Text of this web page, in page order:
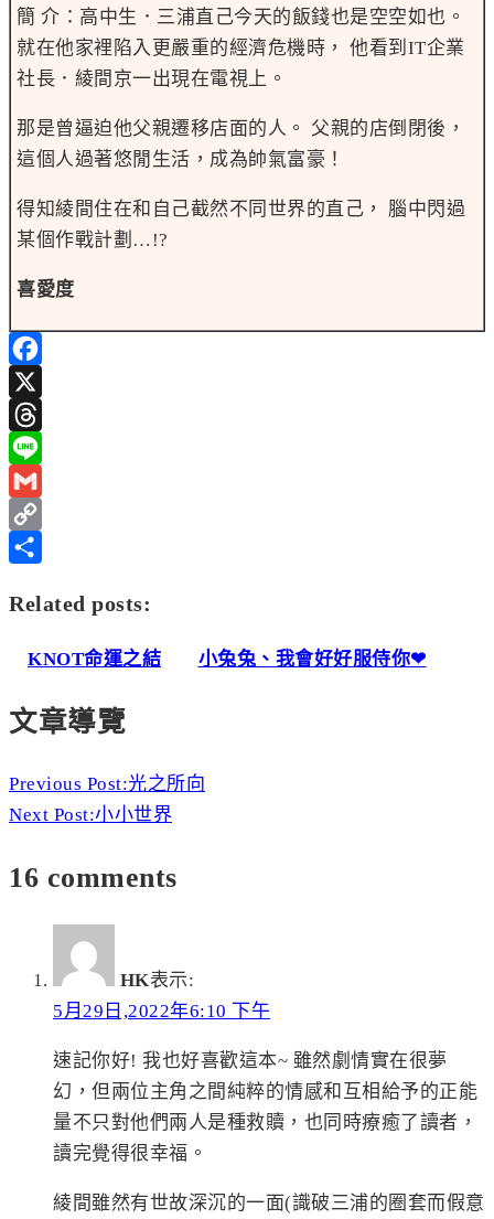
簡 介：高中生．三浦直己今天的飯錢也是空空如也。
就在他家裡陷入更嚴重的經濟危機時， 他看到IT企業
社長．綾間京一出現在電視上。
那是曾逼迫他父親遷移店面的人。 父親的店倒閉後，
這個人過著悠閒生活，成為帥氣富豪！
得知綾間住在和自己截然不同世界的直己， 腦中閃過
某個作戰計劃…!?
喜愛度
Facebook
X
Threads
Line
Gmail
Copy
享
Related posts:
KNOT命運之結 小兔兔、我會好好服侍你❤
文章導覽
Previous Post:光之所向
Next Post:小小世界
16 comments
HK表示:
5月29日,2022年6:10 下午
速記你好! 我也好喜歡這本~ 雖然劇情實在很夢
幻，但兩位主角之間純粹的情感和互相給予的正能
量不只對他們兩人是種救贖，也同時療癒了讀者，
讀完覺得很幸福。
綾間雖然有世故深沉的一面(識破三浦的圈套而假意